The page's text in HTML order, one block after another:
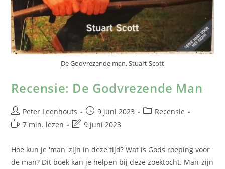
De Godvrezende man, Stuart Scott
Recensie: De Godvrezende Man
Peter Leenhouts 9 juni 2023
Recensie
7 min. lezen
9 juni 2023
Hoe kun je 'man' zijn in deze tijd? Wat is Gods roeping voor
de man? Dit boek kan je helpen bij deze zoektocht. Man-zijn